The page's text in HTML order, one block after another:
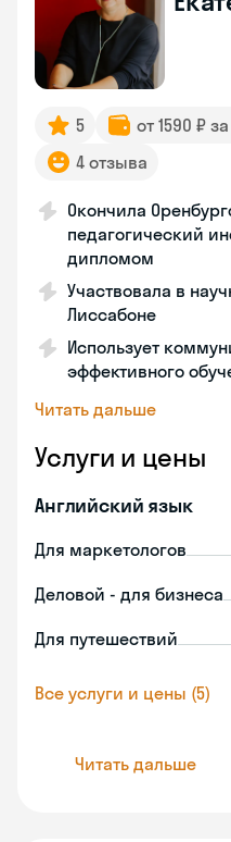
5 от 1590 ₽
4 отзыва
Окончила
педагогический
дипломом
Участвовала в
Лиссабоне
Использует
эффективного
Читать дальше
Услуги и цены
Английский язык
Для маркетологов
Деловой - для бизнеса
Для путешествий
Все услуги и цены (5)
Читать дальше